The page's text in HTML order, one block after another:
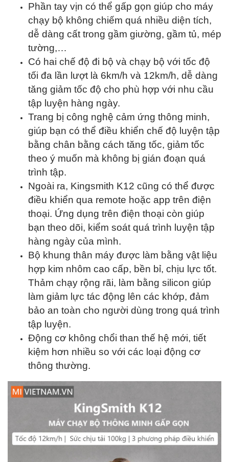
Phần tay vịn có thể gấp gọn giúp cho máy
chạy bộ không chiếm quá nhiều diện tích,
dễ dàng cất trong gầm giường, gầm tủ, mép
tường,…
Có hai chế độ đi bộ và chạy bộ với tốc độ
tối đa lần lượt là 6km/h và 12km/h, dễ dàng
tăng giảm tốc độ cho phù hợp với nhu cầu
tập luyện hàng ngày.
Trang bị công nghệ cảm ứng thông minh,
giúp bạn có thể điều khiển chế độ luyện tập
bằng chân bằng cách tăng tốc, giảm tốc
theo ý muốn mà không bị gián đoạn quá
trình tập.
Ngoài ra, Kingsmith K12 cũng có thể được
điều khiển qua remote hoặc app trên điện
thoại. Ứng dụng trên điện thoại còn giúp
bạn theo dõi, kiểm soát quá trình luyện tập
hàng ngày của mình.
Bộ khung thân máy được làm bằng vật liệu
hợp kim nhôm cao cấp, bền bỉ, chịu lực tốt.
Thảm chạy rộng rãi, làm bằng silicon giúp
làm giảm lực tác động lên các khớp, đảm
bảo an toàn cho người dùng trong quá trình
tập luyện.
Động cơ không chổi than thế hệ mới, tiết
kiệm hơn nhiều so với các loại động cơ
thông thường.